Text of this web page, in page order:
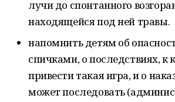
лучи до спонтанного
находящейся под ней травы.
напомнить детям об
спичками, о последствиях,
привести такая игра, и о
может последовать